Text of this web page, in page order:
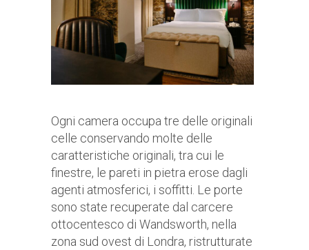
Ogni camera occupa tre delle originali
celle conservando molte delle
caratteristiche originali, tra cui le
finestre, le pareti in pietra erose dagli
agenti atmosferici, i soffitti. Le porte
sono state recuperate dal carcere
ottocentesco di Wandsworth, nella
zona sud ovest di Londra, ristrutturate